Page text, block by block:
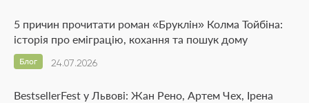
5 причин прочитати роман «Бруклін» Колма Тойбіна:
історія про еміграцію, кохання та пошук дому
24.07.2026
Блог
BestsellerFest у Львові: Жан Рено, Артем Чех, Ірена